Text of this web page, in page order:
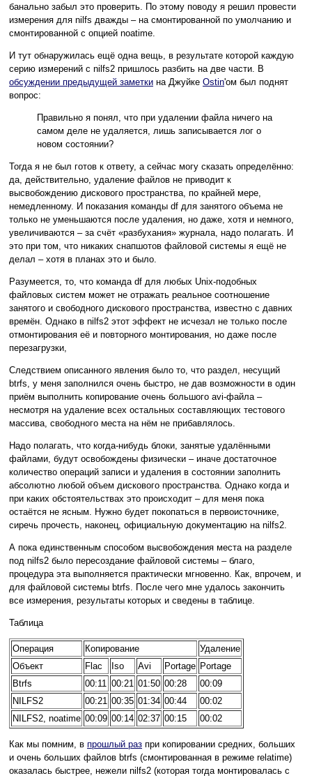
банально забыл это проверить. По этому поводу я решил провести
измерения для nilfs дважды – на смонтированной по умолчанию и
смонтированной с опцией noatime.
И тут обнаружилась ещё одна вещь, в результате которой каждую
серию измерений с nilfs2 пришлось разбить на две части. В
обсуждении предыдущей заметки на Джуйке Ostin'ом был поднят
вопрос:
Правильно я понял, что при удалении файла ничего на
самом деле не удаляется, лишь записывается лог о
новом состоянии?
Тогда я не был готов к ответу, а сейчас могу сказать определённо:
да, действительно, удаление файлов не приводит к
высвобождению дискового пространства, по крайней мере,
немедленному. И показания команды df для занятого объема не
только не уменьшаются после удаления, но даже, хотя и немного,
увеличиваются – за счёт «разбухания» журнала, надо полагать. И
это при том, что никаких снапшотов файловой системы я ещё не
делал – хотя в планах это и было.
Разумеется, то, что команда df для любых Unix-подобных
файловых систем может не отражать реальное соотношение
занятого и свободного дискового пространства, известно с давних
времён. Однако в nilfs2 этот эффект не исчезал не только после
отмонтирования её и повторного монтирования, но даже после
перезагрузки,
Следствием описанного явления было то, что раздел, несущий
btrfs, у меня заполнился очень быстро, не дав возможности в один
приём выполнить копирование очень большого avi-файла –
несмотря на удаление всех остальных составляющих тестового
массива, свободного места на нём не прибавлялось.
Надо полагать, что когда-нибудь блоки, занятые удалёнными
файлами, будут освобождены физически – иначе достаточное
количество операций записи и удаления в состоянии заполнить
абсолютно любой объем дискового пространства. Однако когда и
при каких обстоятельствах это происходит – для меня пока
остаётся не ясным. Нужно будет покопаться в первоисточнике,
сиречь прочесть, наконец, официальную документацию на nilfs2.
А пока единственным способом высвобождения места на разделе
под nilfs2 было пересоздание файловой системы – благо,
процедура эта выполняется практически мгновенно. Как, впрочем, и
для файловой системы btrfs. После чего мне удалось закончить
все измерения, результаты которых и сведены в таблице.
Таблица
Операция Копирование
Удаление
Объект
Flac Iso Avi Portage Portage
Btrfs
00:11 00:21 01:50 00:28
00:09
NILFS2
00:21 00:35 01:34 00:44
00:02
NILFS2, noatime 00:09 00:14 02:37 00:15 00:02
Как мы помним, в прошлый раз при копировании средних, больших
и очень больших файлов btrfs (смонтированная в режиме relatime)
оказалась быстрее, нежели nilfs2 (которая тогда монтировалась с